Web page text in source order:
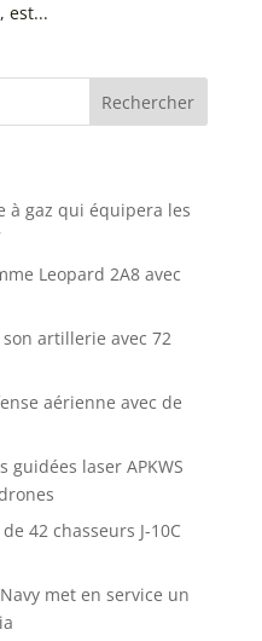
est...
à gaz qui équipera les
Leopard 2A8 avec
artillerie avec 72
aérienne avec de
guidées laser APKWS
42 chasseurs J-10C
Navy met en service un